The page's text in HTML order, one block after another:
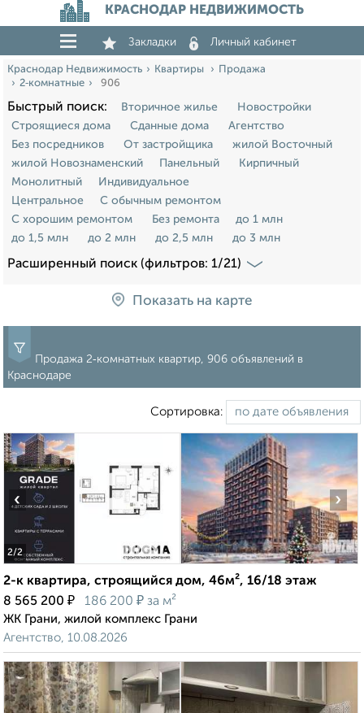
КРАСНОДАР НЕДВИЖИМОСТЬ
Закладки Личный кабинет
Краснодар Недвижимость Квартиры
Продажа
2‑комнатные
906
Быстрый поиск: Вторичное жилье
Новостройки
Строящиеся дома
Сданные дома
Агентство
Без посредников
От застройщика
жилой Восточный
жилой Новознаменский
Панельный
Кирпичный
Монолитный
Индивидуальное
Центральное
С обычным ремонтом
С хорошим ремонтом
Без ремонта
до 1 млн
до 1,5 млн
до 2 млн до 2,5 млн до 3 млн
Расширенный поиск (фильтров: 1/21)
Показать на карте
Продажа 2‑комнатных квартир, 906 объявлений в
Краснодаре
Сортировка:
2/2
‹ ›
2-к квартира, строящийся дом, 46м², 16/18 этаж
8 565 200 ₽ 186 200 ₽ за м²
ЖК Грани, жилой комплекс Грани
Агентство, 10.08.2026